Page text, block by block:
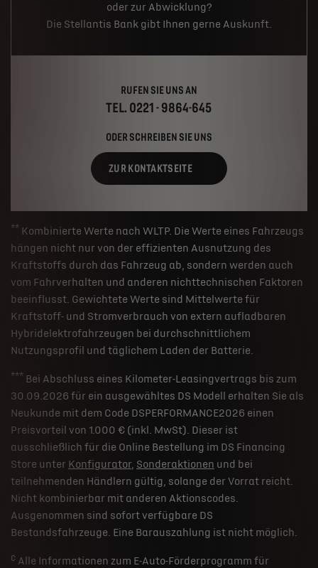
oder zur Abwicklung?
Die Stellantis Bank gibt Ihnen gerne Auskunft.
RUFEN SIE UNS AN
TEL. 0221 - 9864-645
ODER SCHREIBEN SIE UNS
ZUR KONTAKTSEITE
** Kombinierte Werte nach WLTP. Die Werte eines Fahrzeugs
hängen nicht nur von der effizienten Ausnutzung des
Kraftstoffs durch das Fahrzeug ab, sondern werden auch
vom Fahrverhalten und anderen nichttechnischen Faktoren
beeinflusst. Gewichtete Werte sind Mittelwerte für
Kraftstoff- und Stromverbrauch von extern aufladbaren
Hybridelektrofahrzeugen bei durchschnittlichem
Nutzungsprofil und täglichem Laden der Batterie.
*** Bei Abschluss eines Kilometer-Leasingvertrags bis zum
30.09.2026 für ein ausgewähltes DS Modell erhalten Sie als
Neukunde mit dem Code DSPERFORMANCE2026 einen
Preisvorteil von 1.000 € (inkl. MwSt). Dieser ist
ausschließlich für die Online Bestellung im DS Financing
Store unter Konfigurator, Sonderaktionen und bei
teilnehmenden Händlern gültig, solange der Vorrat reicht.
Nicht kombinierbar mit anderen Aktionscodes.
Ausgenommen sind sofort verfügbare DS
Bestandsfahrzeuge. Eine Barauszahlung ist nicht möglich.
c Alle Informationen zum E-Auto-Förderprogramm für